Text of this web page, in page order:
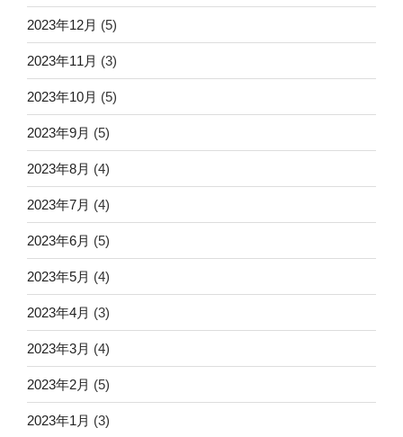
2023年12月 (5)
2023年11月 (3)
2023年10月 (5)
2023年9月 (5)
2023年8月 (4)
2023年7月 (4)
2023年6月 (5)
2023年5月 (4)
2023年4月 (3)
2023年3月 (4)
2023年2月 (5)
2023年1月 (3)